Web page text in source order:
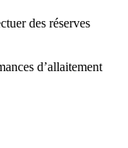
des réserves
d’allaitement